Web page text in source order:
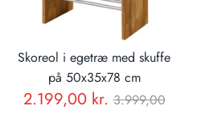
Skoreol i egetræ med skuffe
på 50x35x78 cm
2.199,00 kr. Normal
3.999,00